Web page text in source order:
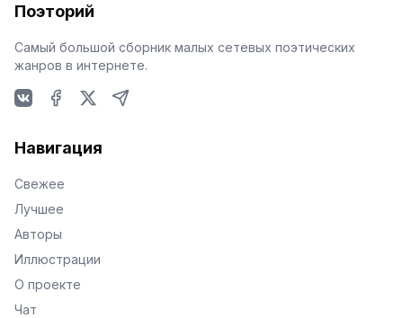
Поэторий
Самый большой сборник малых сетевых поэтических
жанров в интернете.
Навигация
Свежее
Лучшее
Авторы
Иллюстрации
О проекте
Чат